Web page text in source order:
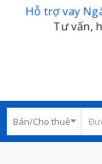
Hỗ trợ vay
Tư vấn,